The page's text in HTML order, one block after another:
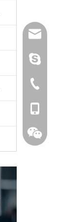
en
+ 86-